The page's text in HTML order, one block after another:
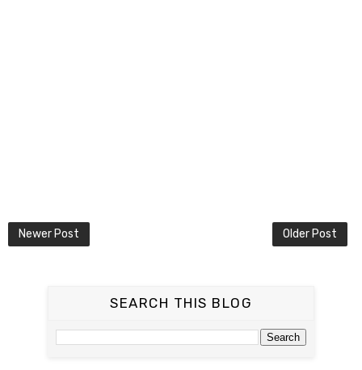
Newer Post Older Post
SEARCH THIS BLOG